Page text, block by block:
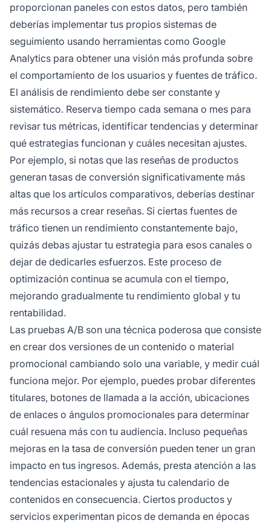
proporcionan paneles con estos datos, pero también
deberías implementar tus propios sistemas de
seguimiento usando herramientas como Google
Analytics para obtener una visión más profunda sobre
el comportamiento de los usuarios y fuentes de tráfico.
El análisis de rendimiento debe ser constante y
sistemático. Reserva tiempo cada semana o mes para
revisar tus métricas, identificar tendencias y determinar
qué estrategias funcionan y cuáles necesitan ajustes.
Por ejemplo, si notas que las reseñas de productos
generan tasas de conversión significativamente más
altas que los artículos comparativos, deberías destinar
más recursos a crear reseñas. Si ciertas fuentes de
tráfico tienen un rendimiento constantemente bajo,
quizás debas ajustar tu estrategia para esos canales o
dejar de dedicarles esfuerzos. Este proceso de
optimización continua se acumula con el tiempo,
mejorando gradualmente tu rendimiento global y tu
rentabilidad.
Las pruebas A/B son una técnica poderosa que consiste
en crear dos versiones de un contenido o material
promocional cambiando solo una variable, y medir cuál
funciona mejor. Por ejemplo, puedes probar diferentes
titulares, botones de llamada a la acción, ubicaciones
de enlaces o ángulos promocionales para determinar
cuál resuena más con tu audiencia. Incluso pequeñas
mejoras en la tasa de conversión pueden tener un gran
impacto en tus ingresos. Además, presta atención a las
tendencias estacionales y ajusta tu calendario de
contenidos en consecuencia. Ciertos productos y
servicios experimentan picos de demanda en épocas